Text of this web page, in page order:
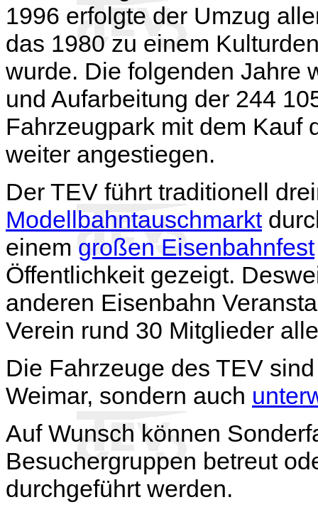
1996 erfolgte der Umzug
das 1980 zu einem
wurde. Die folgenden Jahre
und Aufarbeitung der 244
Fahrzeugpark mit dem Kauf
weiter angestiegen.
Der TEV führt traditionell
Modellbahntauschmarkt
einem großen Eisenbahnfest
Öffentlichkeit gezeigt.
anderen Eisenbahn
Verein rund 30 Mitglieder
Die Fahrzeuge des TEV
Weimar, sondern auch
Auf Wunsch können
Besuchergruppen betreut
durchgeführt werden.